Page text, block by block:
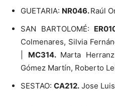
GUETARIA: NR046.Raúl
SAN BARTOLOMÉ:
Colmenares, Silvia
MC314. Marta
Gómez Martín, Roberto
SESTAO: CA212. Jose